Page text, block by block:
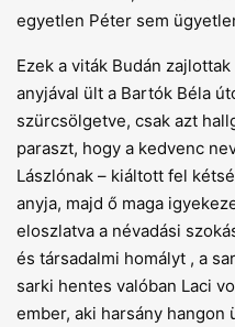
egyetlen Péter sem
Ezek a viták Budán
anyjával ült a Bartók Béla
szürcsölgetve, csak azt
paraszt, hogy a kedvenc
Lászlónak – kiáltott fel
anyja, majd ő maga
eloszlatva a névadási
és társadalmi homályt ­, a
sarki hentes valóban Laci
ember, aki harsány